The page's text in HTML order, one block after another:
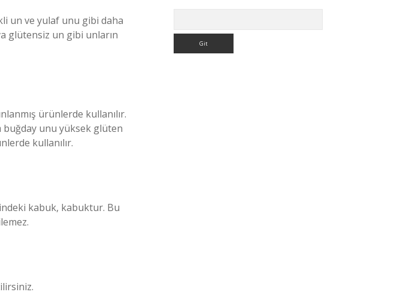
un ve yulaf unu gibi daha
glütensiz un gibi unların
ürünlerde kullanılır.
buğday unu yüksek glüten
kullanılır.
kabuk, kabuktur. Bu